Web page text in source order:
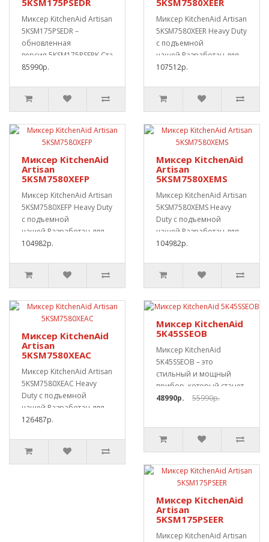
5KSM175PSEDR
Миксер KitchenAid Artisan
5KSM175PSEDR –
обновленная
версия 5KSM175PSEPK.Стационарный
план..
85990р.
5KSM7580XEER
Миксер KitchenAid Artisan
5KSM7580XEER Heavy Duty
с подъемной
чашей.Разработан для
профессионал..
107512р.
Миксер KitchenAid
Artisan
5KSM7580XEFP
Миксер KitchenAid Artisan
5KSM7580XEFP Heavy Duty
с подъемной
чашей.Разработан для
профессионал..
104982р.
Миксер KitchenAid
Artisan
5KSM7580XEMS
Миксер KitchenAid Artisan
5KSM7580XEMS Heavy
Duty с подъемной
чашей.Разработан для
профессионал..
104982р.
Миксер KitchenAid
Artisan
5KSM7580XEAC
Миксер KitchenAid Artisan
5KSM7580XEAC Heavy
Duty с подъемной
чашей.Разработан для
профессионал..
126487р.
Миксер KitchenAid
5K45SSEOB
Миксер KitchenAid
5K45SSEOB – это
стильный и мощный
прибор, который станет
незаменимым
48990р. 55990р.
Миксер KitchenAid
Artisan
5KSM175PSEER
Миксер KitchenAid Artisan